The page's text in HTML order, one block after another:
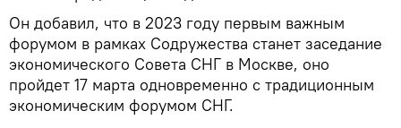
Он добавил, что в 2023 году первым важным
форумом в рамках Содружества станет заседание
экономического Совета СНГ в Москве, оно
пройдет 17 марта одновременно с традиционным
экономическим форумом СНГ.